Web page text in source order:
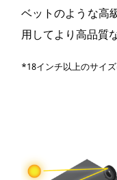
ベットのような高
用してより高品質
*18インチ以上のサイ